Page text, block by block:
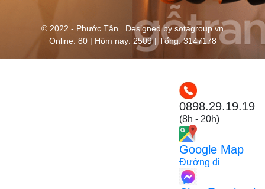
© 2022 - Phước Tân . Designed by sotagroup.vn
Online: 80 | Hôm nay: 2509 | Tổng: 3147178
0898.29.19.19
(8h - 20h)
Google Map
Đường đi